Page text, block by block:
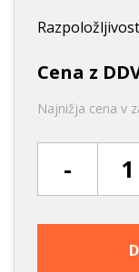
Cena z
Najnižja cena v
-